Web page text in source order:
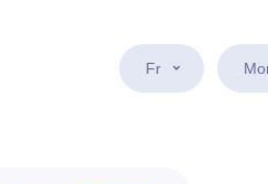
Fr